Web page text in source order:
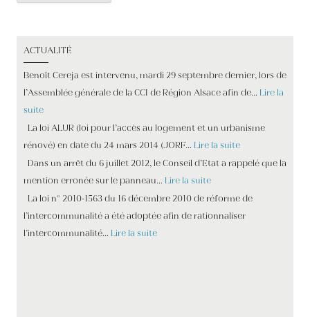
ACTUALITÉ
Benoît Cereja est intervenu, mardi 29 septembre dernier, lors de
l’Assemblée générale de la CCI de Région Alsace afin de… Lire la
suite
La loi ALUR (loi pour l’accès au logement et un urbanisme
rénové) en date du 24 mars 2014 (JORF… Lire la suite
Dans un arrêt du 6 juillet 2012, le Conseil d’Etat a rappelé que la
mention erronée sur le panneau… Lire la suite
La loi n° 2010-1563 du 16 décembre 2010 de réforme de
l’intercommunalité a été adoptée afin de rationnaliser
l’intercommunalité… Lire la suite